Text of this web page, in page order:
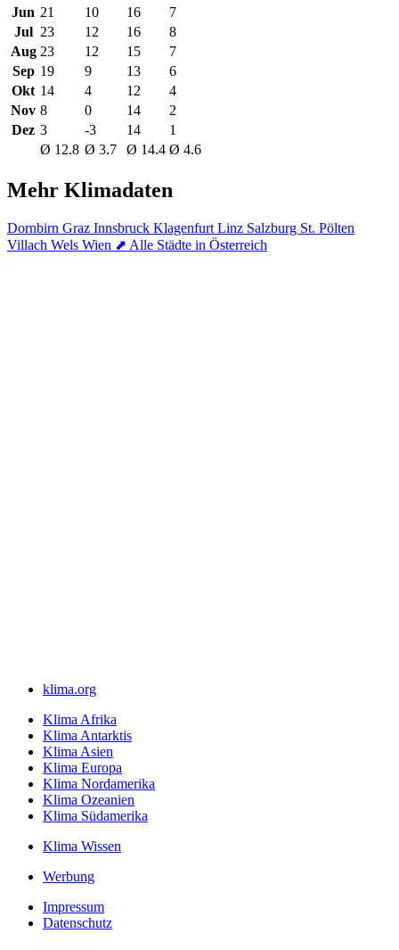
Jun 21 10 16
7
Jul 23 12 16
8
Aug 23 12 15
7
Sep 19 9 13
6
Okt 14 4 12
4
Nov 8 0 14
2
Dez 3 -3 14
1
Ø 12.8 Ø 3.7 Ø 14.4 Ø 4.6
Mehr Klimadaten
Dornbirn Graz Innsbruck Klagenfurt Linz Salzburg St. Pölten
Villach Wels Wien ⬈ Alle Städte in Österreich
klima.org
Klima Afrika
Klima Antarktis
Klima Asien
Klima Europa
Klima Nordamerika
Klima Ozeanien
Klima Südamerika
Klima Wissen
Werbung
Impressum
Datenschutz